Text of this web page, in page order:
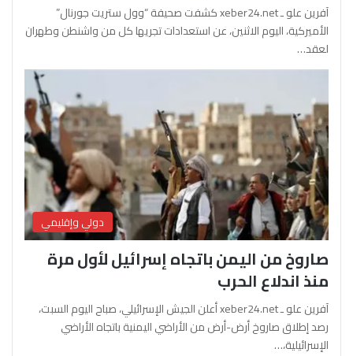
آفرين علو ـ xeber24.net كشفت صحيفة “وول ستريت جورنال”
الأميركية، اليوم الاثنين، عن استعدادات تجريها كل من واشنطن وطهران
لعقد…
دولي وإقليمي
صاروخ من اليمن باتجاه إسرائيل لأول مرة
منذ اندلاع الحرب
آفرين علو ـ xeber24.net أعلن الجيش الإسرائيلي، صباح اليوم السبت،
رصد إطلاق صاروخ أرض-أرض من الأراضي اليمنية باتجاه الأراضي
الإسرائيلية،…